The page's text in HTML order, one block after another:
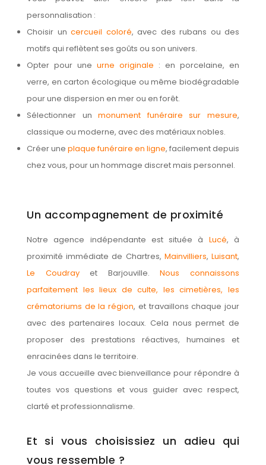
personnalisation :
Choisir un cercueil coloré, avec des rubans ou des
motifs qui reflètent ses goûts ou son univers.
Opter pour une urne originale : en porcelaine, en
verre, en carton écologique ou même biodégradable
pour une dispersion en mer ou en forêt.
Sélectionner unmonument funéraire sur mesure,
classique ou moderne, avec des matériaux nobles.
Créer une plaque funéraire en ligne, facilement depuis
chez vous, pour un hommage discret mais personnel.
Un accompagnement de proximité
Notre agence indépendante est située à Lucé, à
proximité immédiate de Chartres, Mainvilliers,Luisant,
Le Coudrayet Barjouville.Nous connaissons
parfaitement les lieux de culte, les cimetières, les
crématoriums de la région, et travaillons chaque jour
avec des partenaires locaux. Cela nous permet de
proposer des prestations réactives, humaines et
enracinées dans le territoire.
Je vous accueille avec bienveillance pour répondre à
toutes vos questions et vous guider avec respect,
clarté et professionnalisme.
Et si vous choisissiez un adieu qui
vous ressemble ?